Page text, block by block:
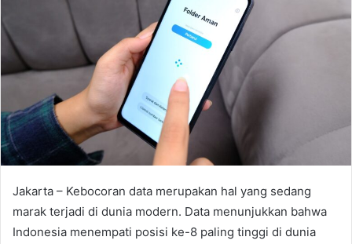
Jakarta – Kebocoran data merupakan hal yang sedang
marak terjadi di dunia modern. Data menunjukkan bahwa
Indonesia menempati posisi ke-8 paling tinggi di dunia